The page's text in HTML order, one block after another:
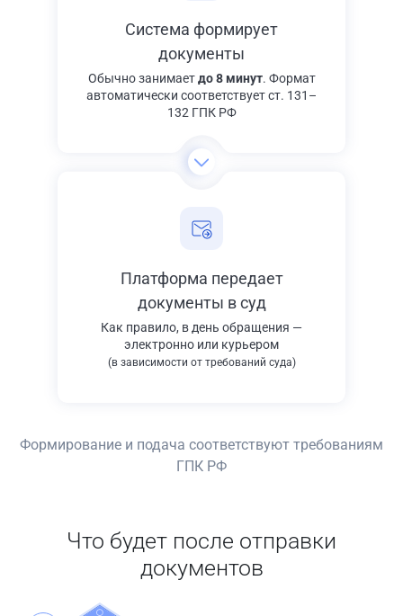
Система формирует
документы
Обычно занимаетдо 8 минут. Формат
автоматически соответствует ст. 131–
132 ГПК РФ
Платформа передает
документы в суд
Как правило, в день обращения —
электронно или курьером
(в зависимости от требований суда)
Формирование и подача соответствуют требованиям
ГПК РФ
Что будет после отправки
документов